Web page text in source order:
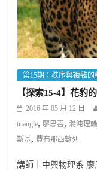
第15期：秩序與複雜的
【探索15-4】花豹
2016 年 05 月 12 日
triangle, 廖思善, 混沌理論
斯基, 費布那西數列
講師｜中興物理系